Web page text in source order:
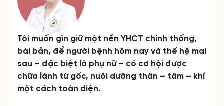
Tôi muốn gìn giữ một nền YHCT chính thống,
bài bản, để người bệnh hôm nay và thế hệ mai
sau – đặc biệt là phụ nữ – có cơ hội được
chữa lành từ gốc, nuôi dưỡng thân – tâm – khí
một cách toàn diện.